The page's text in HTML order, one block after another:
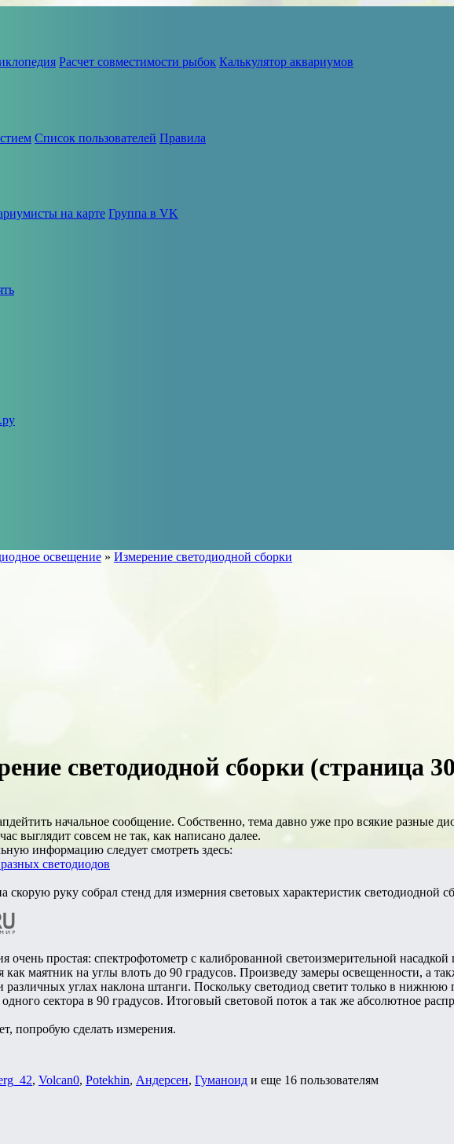
Расчет совместимости рыбок Калькулятор аквариумов
Список пользователей Правила
на карте Группа в VK
освещение » Измерение светодиодной сборки
светодиодной сборки (страница
начальное сообщение. Собственно, тема давно уже про всякие разные
выглядит совсем не так, как написано далее.
информацию следует смотреть здесь:
светодиодов
скорую руку собрал стенд для измерния световых характеристик светодиодной
очень простая: спектрофотометр с калиброванной светоизмерительной
как маятник на углы влоть до 90 градусов. Произведу замеры освещенности, а
различных углах наклона штанги. Поскольку светодиод светит только в нижнюю
одного сектора в 90 градусов. Итоговый световой поток а так же абсолютное
попробую сделать измерения.
, Volcan0, Potekhin, Андерсен, Гуманоид и еще 16 пользователям